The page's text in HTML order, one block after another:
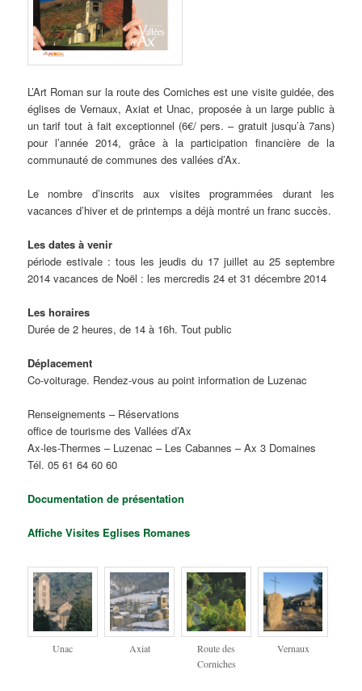
L’Art Roman sur la route des Corniches est une visite guidée, des
églises de Vernaux, Axiat et Unac, proposée à un large public à
un tarif tout à fait exceptionnel (6€/ pers. – gratuit jusqu’à 7ans)
pour l’année 2014, grâce à la participation financière de la
communauté de communes des vallées d’Ax.
Le nombre d’inscrits aux visites programmées durant les
vacances d’hiver et de printemps a déjà montré un franc succès.
Les dates à venir
période estivale : tous les jeudis du 17 juillet au 25 septembre
2014 vacances de Noël : les mercredis 24 et 31 décembre 2014
Les horaires
Durée de 2 heures, de 14 à 16h. Tout public
Déplacement
Co-voiturage. Rendez-vous au point information de Luzenac
Renseignements – Réservations
office de tourisme des Vallées d’Ax
Ax-les-Thermes – Luzenac – Les Cabannes – Ax 3 Domaines
Tél. 05 61 64 60 60
Documentation de présentation
Affiche Visites Eglises Romanes
Unac Axiat
Route des
Corniches
Vernaux